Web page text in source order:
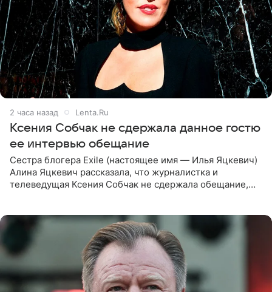
2 часа назад Lenta.Ru
Ксения Собчак не сдержала данное гостю
ее интервью обещание
Сестра блогера Exile (настоящее имя — Илья Яцкевич)
Алина Яцкевич рассказала, что журналистка и
телеведущая Ксения Собчак не сдержала обещание,